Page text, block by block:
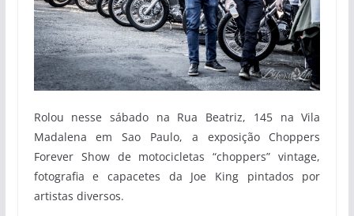
Rolou nesse sábado na Rua Beatriz, 145 na Vila
Madalena em Sao Paulo, a exposição Choppers
Forever Show de motocicletas “choppers” vintage,
fotografia e capacetes da Joe King pintados por
artistas diversos.